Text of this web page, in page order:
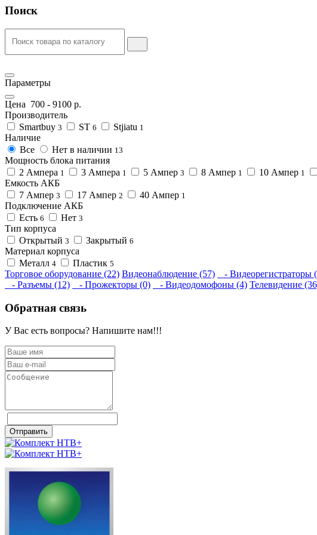
Поиск
Параметры
Цена 700 - 9100 р.
Производитель
Smartbuy 3 ST 6 Stjiatu 1
Наличие
Все
Нет в наличии 13
Мощность блока питания
2 Ампера 1 3 Ампера 1 5 Ампер 3 8 Ампер 1 10 Ампер 1
Емкость АКБ
7 Ампер 3 17 Ампер 2 40 Ампер 1
Подключение АКБ
Есть 6 Нет 3
Тип корпуса
Открытый 3 Закрытый 6
Материал корпуса
Металл 4 Пластик 5
Торговое оборудование (22) Видеонаблюдение (57) - Видеорегистраторы
- Разъемы (12)
- Прожекторы (0) - Видеодомофоны (4) Телевидение
Обратная связь
У Вас есть вопросы? Напишите нам!!!
Отправить